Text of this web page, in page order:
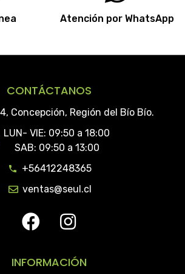
Atención por WhatsApp
CONTÁCTANOS
Concepción, Región del Bío Bío.
LUN- VIE: 09:50 a 18:00
SAB: 09:50 a 13:00
+56412248365
ventas@seul.cl
INFORMACIÓN